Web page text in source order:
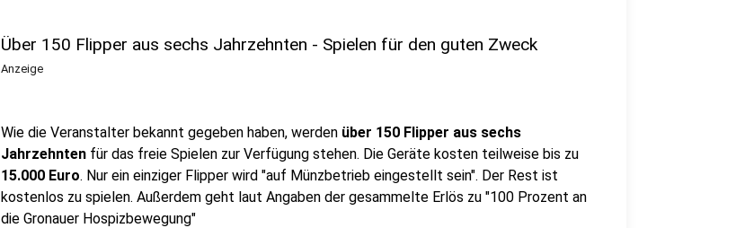
Über 150 Flipper aus sechs Jahrzehnten - Spielen für den guten Zweck
Anzeige
Wie die Veranstalter bekannt gegeben haben, werden über 150 Flipper aus sechs
Jahrzehnten für das freie Spielen zur Verfügung stehen. Die Geräte kosten teilweise bis zu
15.000 Euro. Nur ein einziger Flipper wird "auf Münzbetrieb eingestellt sein". Der Rest ist
kostenlos zu spielen. Außerdem geht laut Angaben der gesammelte Erlös zu "100 Prozent an
die Gronauer Hospizbewegung"